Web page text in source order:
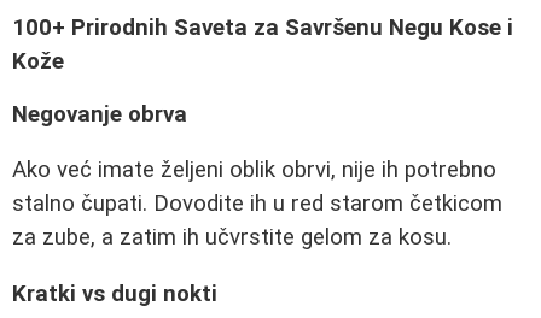
100+ Prirodnih Saveta za Savršenu Negu Kose i
Kože
Negovanje obrva
Ako već imate željeni oblik obrvi, nije ih potrebno
stalno čupati. Dovodite ih u red starom četkicom
za zube, a zatim ih učvrstite gelom za kosu.
Kratki vs dugi nokti